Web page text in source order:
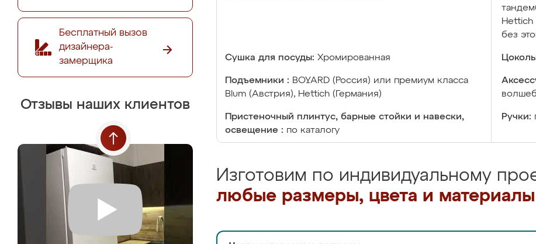
Бесплатный вызов
дизайнера-
замерщика
Отзывы наших клиентов
Hettich
без
Сушка для посуды: Хромированная
Подъемники : BOYARD (Россия) или премиум класса
Blum (Австрия), Hettich (Германия)
Пристеночный плинтус, барные стойки и навески,
освещение : по каталогу
Ручки:
Изготовим по индивидуальному
любые размеры, цвета и материалы